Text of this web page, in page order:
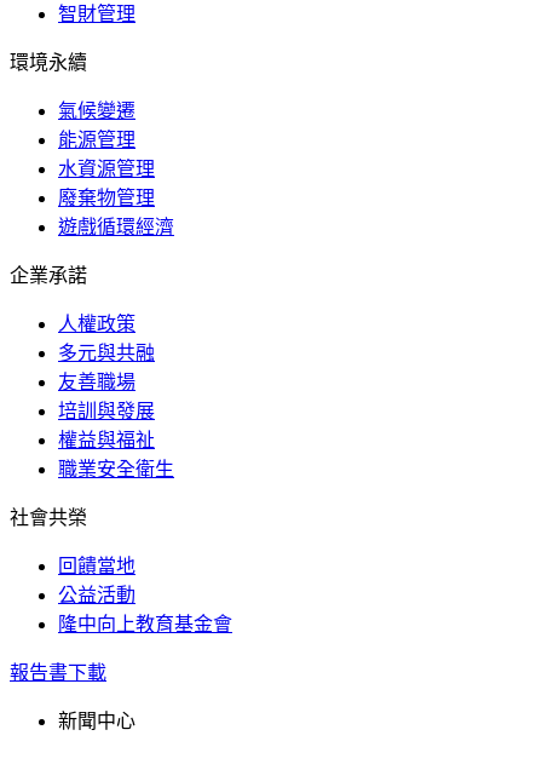
智財管理
環境永續
氣候變遷
能源管理
水資源管理
廢棄物管理
遊戲循環經濟
企業承諾
人權政策
多元與共融
友善職場
培訓與發展
權益與福祉
職業安全衛生
社會共榮
回饋當地
公益活動
隆中向上教育基金會
報告書下載
新聞中心